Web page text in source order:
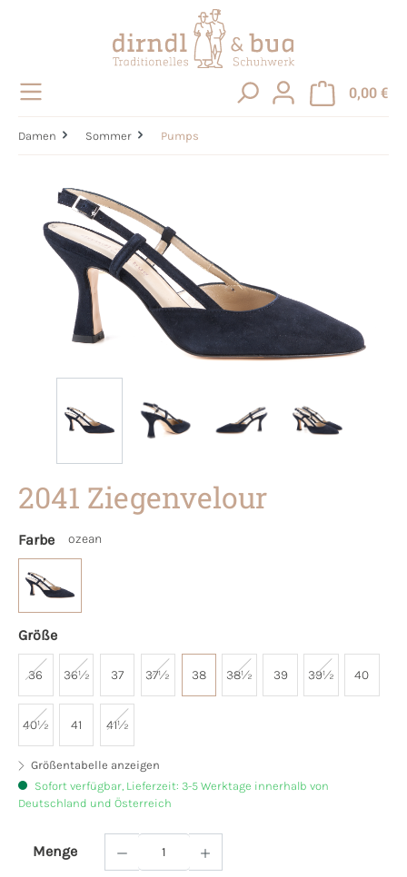
0,00 €
Damen Sommer Pumps
2041 Ziegenvelour
Farbe ozean
Größe
36 36½ 37 37½ 38 38½ 39 39½ 40
40½ 41 41½
Größentabelle anzeigen
Sofort verfügbar, Lieferzeit: 3-5 Werktage innerhalb von
Deutschland und Österreich
Menge
Produkt Anzahl: Gib den gewünschten